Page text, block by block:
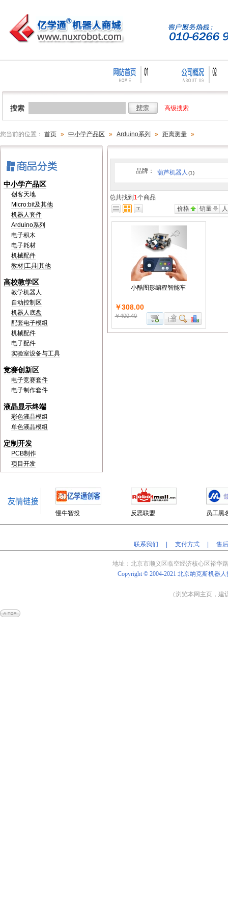
搜索 高级搜索
您当前的位置： 首页 » 中小学产品区 » Arduino系列 » 距离测量 »
中小学产品区
创客天地
Micro:bit及其他
机器人套件
Arduino系列
电子积木
电子耗材
机械配件
教材|工具|其他
高校教学区
教学机器人
自动控制区
机器人底盘
配套电子模组
机械配件
电子配件
实验室设备与工具
竞赛创新区
电子竞赛套件
电子制作套件
液晶显示终端
彩色液晶模组
单色液晶模组
定制开发
PCB制作
项目开发
品牌： 葫芦机器人 (1)
总共找到 1个商品
价格
销量
小酷图形编程智能车
￥308.00
￥400.40
慢牛智投 反恶联盟 员工黑
联系我们 |支付方式 |售
地址：北京市顺义区临空经济核心区裕华
Copyright © 2004-2021北京纳克斯机器
（浏览本网主页，